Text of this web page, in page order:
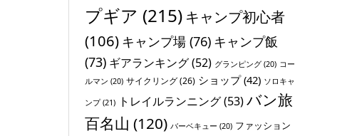
プギア (215) キャンプ初心者
(106) キャンプ場 (76) キャンプ飯
(73) ギアランキング(52) グランピング (20) コー
ルマン (20) サイクリング(26) ショップ(42) ソロキャ
ンプ(21) トレイルランニング(53)バン旅
百名山 (120) バーベキュー (20) ファッション